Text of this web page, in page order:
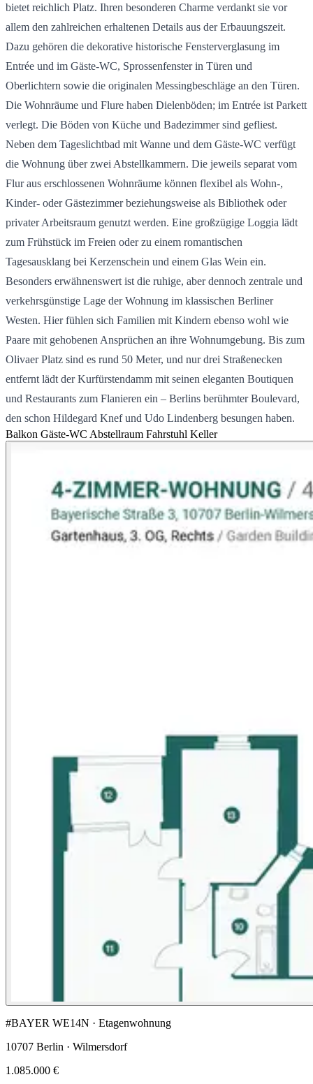
bietet reichlich Platz. Ihren besonderen Charme verdankt sie vor
allem den zahlreichen erhaltenen Details aus der Erbauungszeit.
Dazu gehören die dekorative historische Fensterverglasung im
Entrée und im Gäste-WC, Sprossenfenster in Türen und
Oberlichtern sowie die originalen Messingbeschläge an den Türen.
Die Wohnräume und Flure haben Dielenböden; im Entrée ist Parkett
verlegt. Die Böden von Küche und Badezimmer sind gefliest.
Neben dem Tageslichtbad mit Wanne und dem Gäste-WC verfügt
die Wohnung über zwei Abstellkammern. Die jeweils separat vom
Flur aus erschlossenen Wohnräume können flexibel als Wohn-,
Kinder- oder Gästezimmer beziehungsweise als Bibliothek oder
privater Arbeitsraum genutzt werden. Eine großzügige Loggia lädt
zum Frühstück im Freien oder zu einem romantischen
Tagesausklang bei Kerzenschein und einem Glas Wein ein.
Besonders erwähnenswert ist die ruhige, aber dennoch zentrale und
verkehrsgünstige Lage der Wohnung im klassischen Berliner
Westen. Hier fühlen sich Familien mit Kindern ebenso wohl wie
Paare mit gehobenen Ansprüchen an ihre Wohnumgebung. Bis zum
Olivaer Platz sind es rund 50 Meter, und nur drei Straßenecken
entfernt lädt der Kurfürstendamm mit seinen eleganten Boutiquen
und Restaurants zum Flanieren ein – Berlins berühmter Boulevard,
den schon Hildegard Knef und Udo Lindenberg besungen haben.
Balkon Gäste-WC Abstellraum Fahrstuhl Keller
#BAYER WE14N · Etagenwohnung
10707 Berlin · Wilmersdorf
1.085.000 €